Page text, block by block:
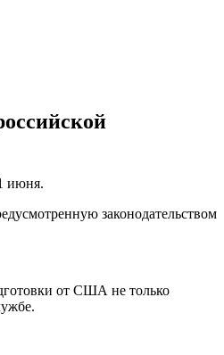
июня.
законодательством
от США не только